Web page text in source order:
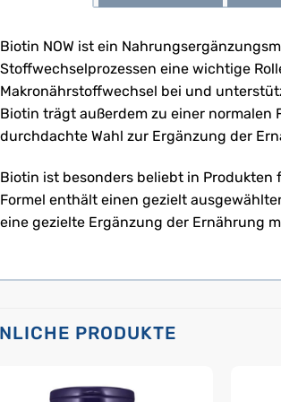
Biotin NOW ist ein
Stoffwechselprozessen eine wichtige
Makronährstoffwechsel bei und
Biotin trägt außerdem zu einer normalen
durchdachte Wahl zur Ergänzung der
Biotin ist besonders beliebt in Produkten
Formel enthält einen gezielt
eine gezielte Ergänzung der Ernährung
PRODUKTE